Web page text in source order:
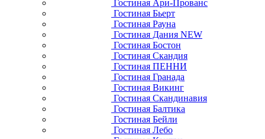
Гостиная Ари-Прованс
Гостиная Бьерт
Гостиная Рауна
Гостиная Дания NEW
Гостиная Бостон
Гостиная Скандия
Гостиная ПЕННИ
Гостиная Гранада
Гостиная Викинг
Гостиная Скандинавия
Гостиная Балтика
Гостиная Бейли
Гостиная Лебо